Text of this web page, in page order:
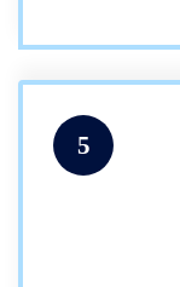
5